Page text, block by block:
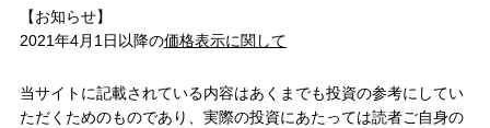
【お知らせ】
2021年4月1日以降の価格表示に関して
当サイトに記載されている内容はあくまでも投資の参考にしてい
ただくためのものであり、実際の投資にあたっては読者ご自身の